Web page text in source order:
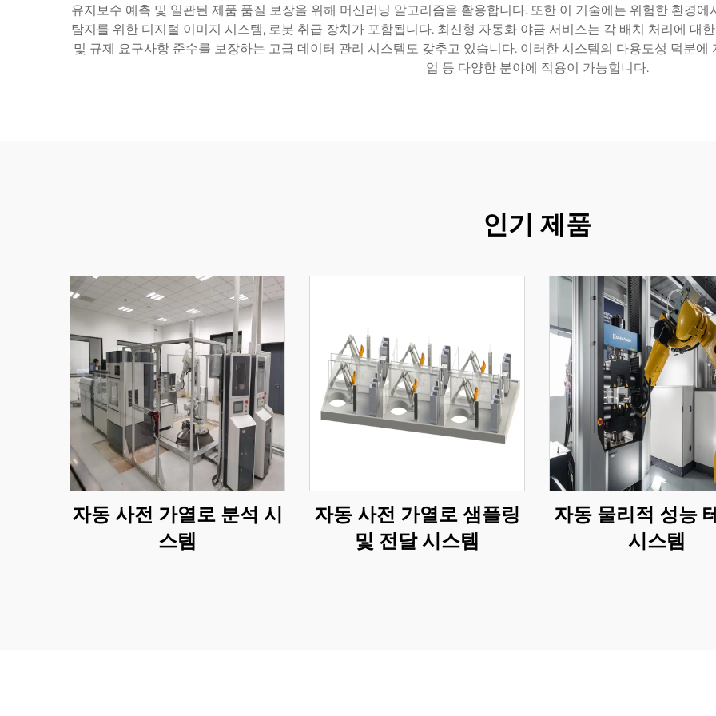
유지보수 예측 및 일관된 제품 품질 보장을 위해 머신러닝 알고리즘을 활용합니다. 또한 이 기술에는 위험한 환경
탐지를 위한 디지털 이미지 시스템, 로봇 취급 장치가 포함됩니다. 최신형 자동화 야금 서비스는 각 배치 처리에 대
및 규제 요구사항 준수를 보장하는 고급 데이터 관리 시스템도 갖추고 있습니다. 이러한 시스템의 다용도성 덕분
업 등 다양한 분야에 적용이 가능합니다.
인기 제품
자동 사전 가열로 분석 시
스템
자동 사전 가열로 샘플링
및 전달 시스템
자동 물리적 성능
시스템